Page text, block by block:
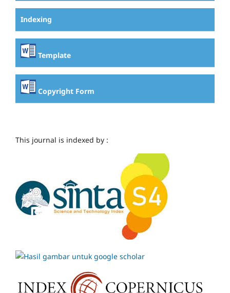
Indexing
Template
Copyright Form
This journal is indexed by :